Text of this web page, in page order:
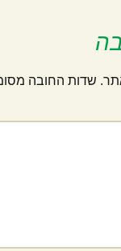
שדות החובה